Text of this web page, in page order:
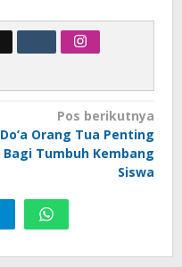
Pos berikutnya
Do’a Orang Tua Penting
Bagi Tumbuh Kembang
Siswa